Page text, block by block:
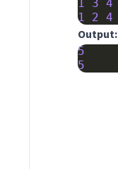
1
3 4
1
2 4
Output:
5
5